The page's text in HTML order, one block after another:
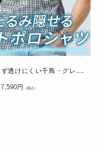
胸
まわりがたるまず透けにくい千鳥・グレンチェックワイヤー入りスタンドカラー立ち襟スキッパー半袖ポロシャツ
通
常
7,590円 （税込）